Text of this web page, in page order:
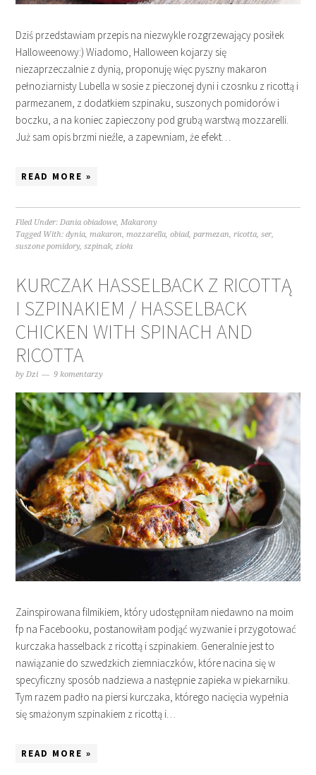
Dziś przedstawiam przepis na niezwykle rozgrzewający posiłek
Halloweenowy:) Wiadomo, Halloween kojarzy się
niezaprzeczalnie z dynią, proponuję więc pyszny makaron
pełnoziarnisty Lubella w sosie z pieczonej dyni i czosnku z ricottą i
parmezanem, z dodatkiem szpinaku, suszonych pomidorów i
boczku, a na koniec zapieczony pod grubą warstwą mozzarelli.
Już sam opis brzmi nieźle, a zapewniam, że efekt…
READ MORE »
Filed Under:Dania obiadowe,Makarony
Tagged With:dynia,makaron,mozzarella,obiad,parmezan,ricotta,ser,
suszone pomidory,szpinak,zioła
KURCZAK HASSELBACK Z RICOTTĄ
I SZPINAKIEM / HASSELBACK
CHICKEN WITH SPINACH AND
RICOTTA
byDzi 9 komentarzy
Zainspirowana filmikiem, który udostępniłam niedawno na moim
fp na Facebooku, postanowiłam podjąć wyzwanie i przygotować
kurczaka hasselback z ricottą i szpinakiem. Generalnie jest to
nawiązanie do szwedzkich ziemniaczków, które nacina się w
specyficzny sposób nadziewa a następnie zapieka w piekarniku.
Tym razem padło na piersi kurczaka, którego nacięcia wypełnia
się smażonym szpinakiem z ricottą i…
READ MORE »